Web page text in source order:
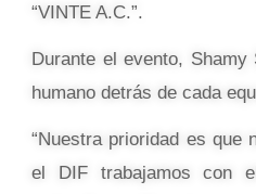
“VINTE A.C.”.
Durante el evento,
humano detrás de cada
“Nuestra prioridad es que
el DIF trabajamos con